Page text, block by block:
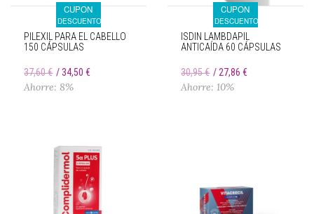
CUPON
DESCUENTO
PILEXIL PARA EL CABELLO
150 CÁPSULAS
37,60 € 34,50 €
Ahorre: 8%
CUPON
DESCUENTO
ISDIN LAMBDAPIL
ANTICAÍDA 60 CÁPSULAS
30,95 € 27,86 €
Ahorre: 10%